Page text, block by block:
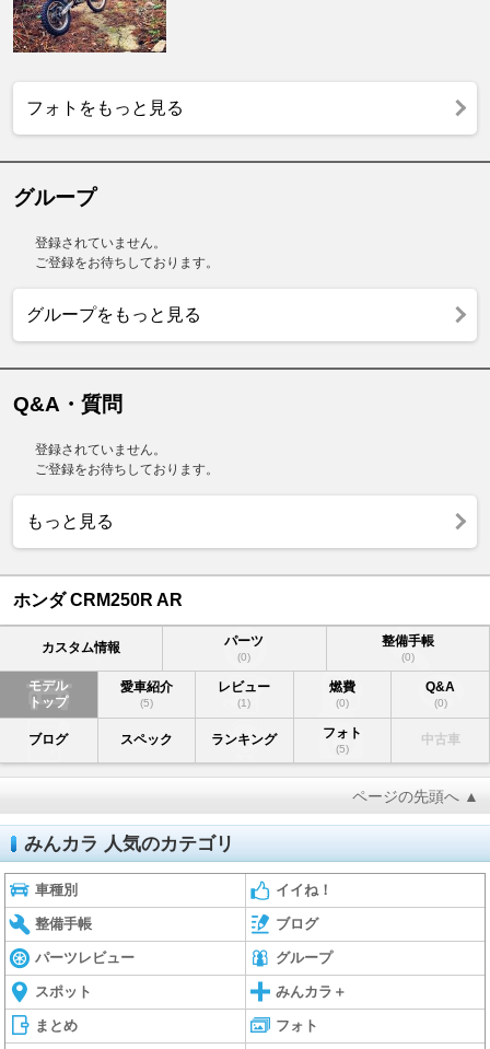
フォトをもっと見る
グループ
登録されていません。
ご登録をお待ちしております。
グループをもっと見る
Q&A・質問
登録されていません。
ご登録をお待ちしております。
もっと見る
ホンダ CRM250R AR
カスタム情報 パーツ
(0)
整備手帳
(0)
モデル
トップ
愛車紹介
(5)
レビュー
(1)
燃費
(0)
Q&A
(0)
ブログ スペック ランキング フォト
(5)
中古車
ページの先頭へ ▲
みんカラ 人気のカテゴリ
車種別 イイね！
整備手帳 ブログ
パーツレビュー グループ
スポット みんカラ＋
まとめ フォト